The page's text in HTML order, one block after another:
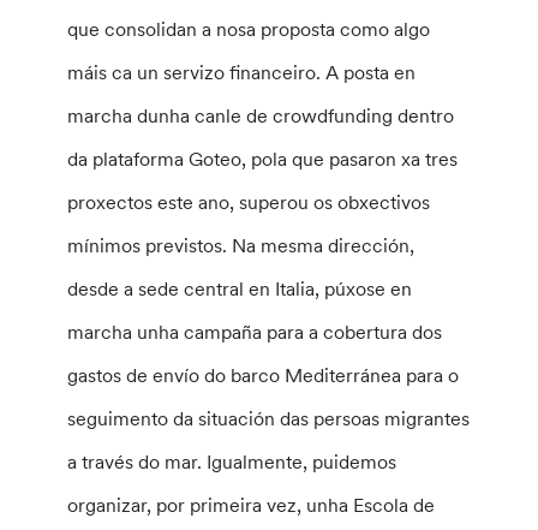
que consolidan a nosa proposta como algo
máis ca un servizo financeiro. A posta en
marcha dunha canle de crowdfunding dentro
da plataforma Goteo, pola que pasaron xa tres
proxectos este ano, superou os obxectivos
mínimos previstos. Na mesma dirección,
desde a sede central en Italia, púxose en
marcha unha campaña para a cobertura dos
gastos de envío do barco Mediterránea para o
seguimento da situación das persoas migrantes
a través do mar. Igualmente, puidemos
organizar, por primeira vez, unha Escola de